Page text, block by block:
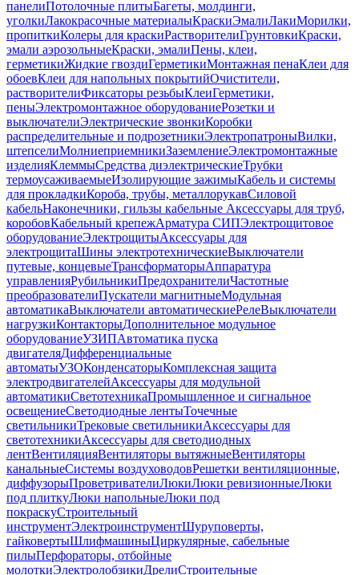
панелиПотолочные плитыБагеты, молдинги,
уголкиЛакокрасочные материалыКраскиЭмалиЛакиМорилки,
пропиткиКолеры для краскиРастворителиГрунтовкиКраски,
эмали аэрозольныеКраски, эмалиПены, клеи,
герметикиЖидкие гвоздиГерметикиМонтажная пенаКлеи для
обоевКлеи для напольных покрытийОчистители,
растворителиФиксаторы резьбыКлеиГерметики,
пеныЭлектромонтажное оборудованиеРозетки и
выключателиЭлектрические звонкиКоробки
распределительные и подрозетникиЭлектропатроныВилки,
штепселиМолниеприемникиЗаземлениеЭлектромонтажные
изделияКлеммыСредства диэлектрическиеТрубки
термоусаживаемыеИзолирующие зажимыКабель и системы
для прокладкиКороба, трубы, металлорукавСиловой
кабельНаконечники, гильзы кабельные Аксессуары для труб,
коробовКабельный крепежАрматура СИПЭлектрощитовое
оборудованиеЭлектрощитыАксессуары для
электрощитаШины электротехническиеВыключатели
путевые, концевыеТрансформаторыАппаратура
управленияРубильникиПредохранителиЧастотные
преобразователиПускатели магнитныеМодульная
автоматикаВыключатели автоматическиеРелеВыключатели
нагрузкиКонтакторыДополнительное модульное
оборудованиеУЗИПАвтоматика пуска
двигателяДифференциальные
автоматыУЗОКонденсаторыКомплексная защита
электродвигателейАксессуары для модульной
автоматикиСветотехникаПромышленное и сигнальное
освещениеСветодиодные лентыТочечные
светильникиТрековые светильникиАксессуары для
светотехникиАксессуары для светодиодных
лентВентиляцияВентиляторы вытяжныеВентиляторы
канальныеСистемы воздуховодовРешетки вентиляционные,
диффузорыПроветривателиЛюкиЛюки ревизионныеЛюки
под плиткуЛюки напольныеЛюки под
покраскуСтроительный
инструментЭлектроинструментШуруповерты,
гайковертыШлифмашиныЦиркулярные, сабельные
пилыПерфораторы, отбойные
молоткиЭлектролобзикиДрелиСтроительные